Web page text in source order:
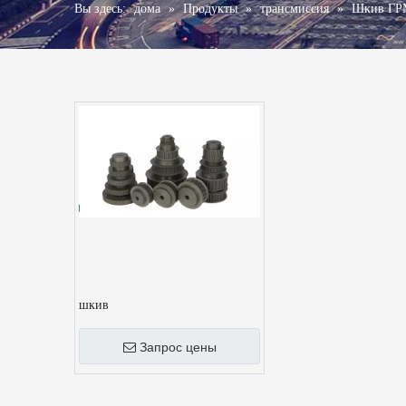
Вы здесь: дома » Продукты » трансмиссия » Шкив
шкив
Запрос цены